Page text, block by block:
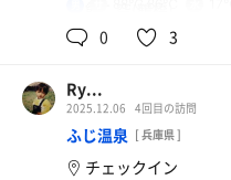
特 徴：セルフロウリュ
火傷しかけたぐらい！
2ターンでギブでしたorz
ただしっかり整えまし
サ飯はコリアンタウン
0 3
Ry...
2025.12.06 4回目の訪問
ふじ温泉 [ 兵庫県 ]
チェックイン